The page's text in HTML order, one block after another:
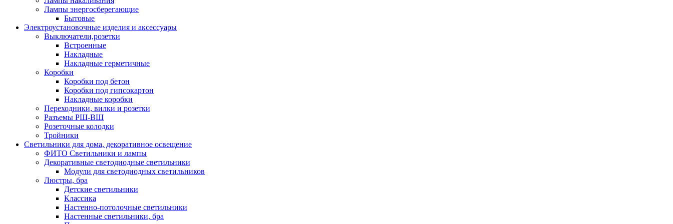
Лампы энергосберегающие
Бытовые
Электроустановочные изделия и аксессуары
Выключатели,розетки
Встроенные
Накладные
Накладные герметичные
Коробки
Коробки под бетон
Коробки под гипсокартон
Накладные коробки
Переходники, вилки и розетки
Разъемы РШ-ВШ
Розеточные колодки
Тройники
Светильники для дома, декоративное освещение
ФИТО Светильники и лампы
Декоративные светодиодные светильники
Модули для светодиодных светильников
Люстры, бра
Детские светильники
Классика
Настенно-потолочные светильники
Настенные светильники, бра